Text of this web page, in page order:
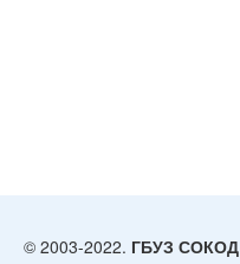
© 2003-2022. ГБУЗ СОКОД